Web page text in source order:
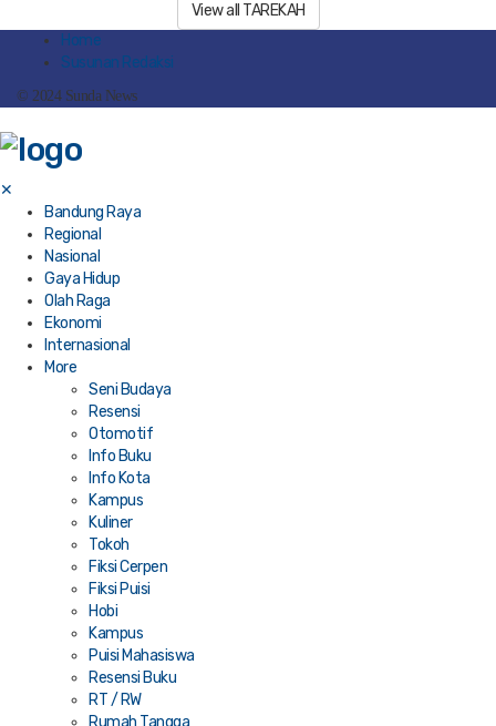
View all TAREKAH
Home
Susunan Redaksi
© 2024 Sunda News
✕
Bandung Raya
Regional
Nasional
Gaya Hidup
Olah Raga
Ekonomi
Internasional
More
Seni Budaya
Resensi
Otomotif
Info Buku
Info Kota
Kampus
Kuliner
Tokoh
Fiksi Cerpen
Fiksi Puisi
Hobi
Kampus
Puisi Mahasiswa
Resensi Buku
RT / RW
Rumah Tangga